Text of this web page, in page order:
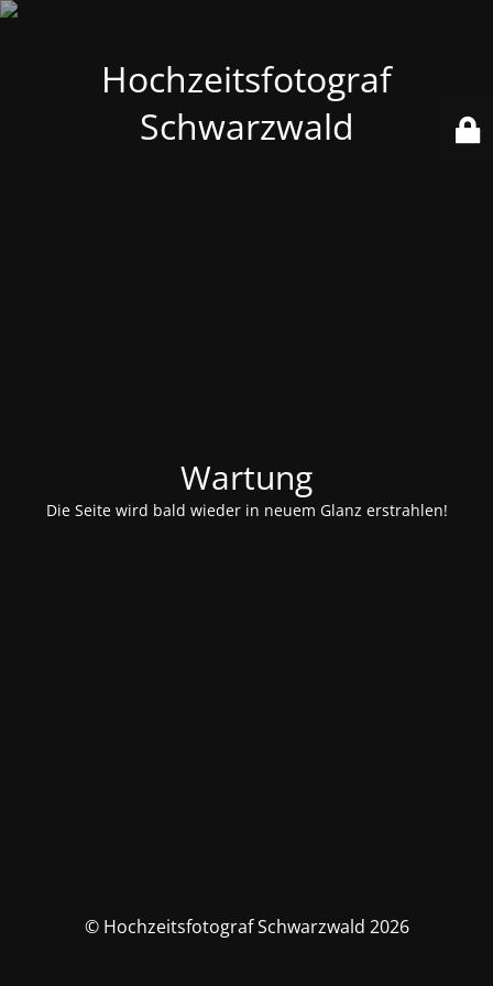
Hochzeitsfotograf
Schwarzwald
Wartung
Die Seite wird bald wieder in neuem Glanz erstrahlen!
© Hochzeitsfotograf Schwarzwald 2026